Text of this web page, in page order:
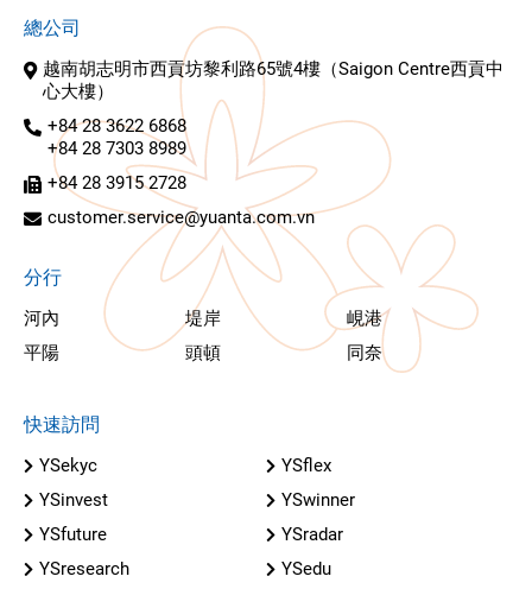
總公司
越南胡志明市西貢坊黎利路65號4樓（Saigon Centre西貢中
心大樓）
+84 28 3622 6868
+84 28 7303 8989
+84 28 3915 2728
customer.service@yuanta.com.vn
分行
河內 堤岸
峴港
平陽
頭頓 同奈
快速訪問
YSekyc
YSflex
YSinvest
YSwinner
YSfuture
YSradar
YSresearch
YSedu